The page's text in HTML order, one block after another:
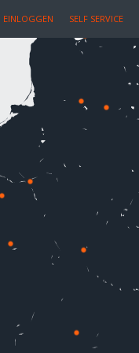
EINLOGGEN SELF SERVICE